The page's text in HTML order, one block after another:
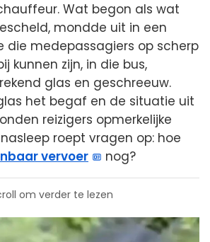
Wat begon als wat
mondde uit in een
die medepassagiers op scherp
kunnen zijn, in die bus,
glas en geschreeuw.
het begaf en de situatie uit
reizigers opmerkelijke
roept vragen op: hoe
vervoer nog?
om verder te lezen